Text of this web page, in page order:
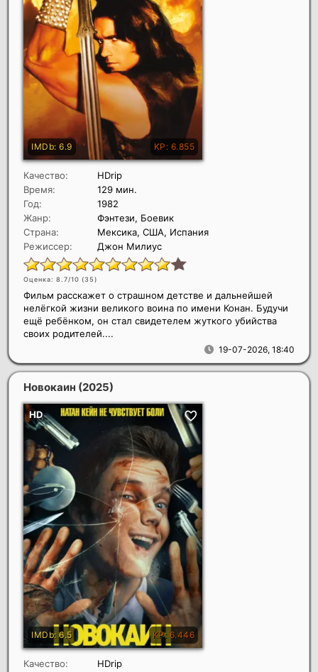
Качество:
HDrip
Время:
129 мин.
Год:
1982
Жанр:
Фэнтези, Боевик
Страна:
Мексика, США, Испания
Режиссер:
Джон Милиус
Оценка: 8.7/10 (35)
19-07-2026, 18:40
Фильм расскажет о страшном детстве и дальнейшей
нелёгкой жизни великого воина по имени Конан. Будучи
ещё ребёнком, он стал свидетелем жуткого убийства
своих родителей....
Новокаин (2025)
Качество: HDrip